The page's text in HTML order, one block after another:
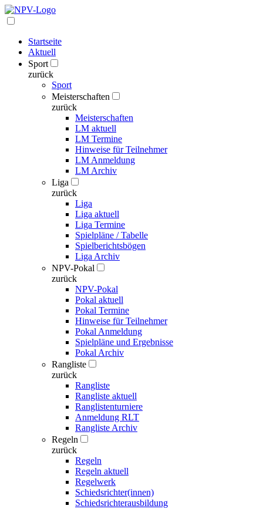
Startseite
Aktuell
Sport
zurück
Sport
Meisterschaften
zurück
Meisterschaften
LM aktuell
LM Termine
Hinweise für Teilnehmer
LM Anmeldung
LM Archiv
Liga
zurück
Liga
Liga aktuell
Liga Termine
Spielpläne / Tabelle
Spielberichtsbögen
Liga Archiv
NPV-Pokal
zurück
NPV-Pokal
Pokal aktuell
Pokal Termine
Hinweise für Teilnehmer
Pokal Anmeldung
Spielpläne und Ergebnisse
Pokal Archiv
Rangliste
zurück
Rangliste
Rangliste aktuell
Ranglistenturniere
Anmeldung RLT
Rangliste Archiv
Regeln
zurück
Regeln
Regeln aktuell
Regelwerk
Schiedsrichter(innen)
Schiedsrichterausbildung